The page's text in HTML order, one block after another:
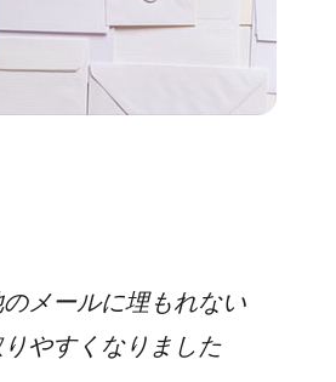
メールに埋もれない
やすくなりました